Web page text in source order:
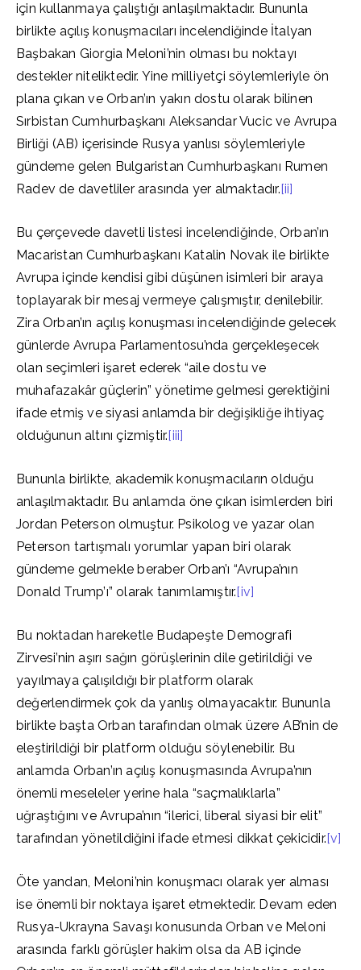
için kullanmaya çalıştığı anlaşılmaktadır. Bununla
birlikte açılış konuşmacıları incelendiğinde İtalyan
Başbakan Giorgia Meloni’nin olması bu noktayı
destekler niteliktedir. Yine milliyetçi söylemleriyle ön
plana çıkan ve Orban’ın yakın dostu olarak bilinen
Sırbistan Cumhurbaşkanı Aleksandar Vucic ve Avrupa
Birliği (AB) içerisinde Rusya yanlısı söylemleriyle
gündeme gelen Bulgaristan Cumhurbaşkanı Rumen
Radev de davetliler arasında yer almaktadır.[ii]
Bu çerçevede davetli listesi incelendiğinde, Orban’ın
Macaristan Cumhurbaşkanı Katalin Novak ile birlikte
Avrupa içinde kendisi gibi düşünen isimleri bir araya
toplayarak bir mesaj vermeye çalışmıştır, denilebilir.
Zira Orban’ın açılış konuşması incelendiğinde gelecek
günlerde Avrupa Parlamentosu’nda gerçekleşecek
olan seçimleri işaret ederek “aile dostu ve
muhafazakâr güçlerin” yönetime gelmesi gerektiğini
ifade etmiş ve siyasi anlamda bir değişikliğe ihtiyaç
olduğunun altını çizmiştir.[iii]
Bununla birlikte, akademik konuşmacıların olduğu
anlaşılmaktadır. Bu anlamda öne çıkan isimlerden biri
Jordan Peterson olmuştur. Psikolog ve yazar olan
Peterson tartışmalı yorumlar yapan biri olarak
gündeme gelmekle beraber Orban’ı “Avrupa’nın
Donald Trump’ı” olarak tanımlamıştır.[iv]
Bu noktadan hareketle Budapeşte Demografi
Zirvesi’nin aşırı sağın görüşlerinin dile getirildiği ve
yayılmaya çalışıldığı bir platform olarak
değerlendirmek çok da yanlış olmayacaktır. Bununla
birlikte başta Orban tarafından olmak üzere AB’nin de
eleştirildiği bir platform olduğu söylenebilir. Bu
anlamda Orban’ın açılış konuşmasında Avrupa’nın
önemli meseleler yerine hala “saçmalıklarla”
uğraştığını ve Avrupa’nın “ilerici, liberal siyasi bir elit”
tarafından yönetildiğini ifade etmesi dikkat çekicidir.[v]
Öte yandan, Meloni’nin konuşmacı olarak yer alması
ise önemli bir noktaya işaret etmektedir. Devam eden
Rusya-Ukrayna Savaşı konusunda Orban ve Meloni
arasında farklı görüşler hakim olsa da AB içinde